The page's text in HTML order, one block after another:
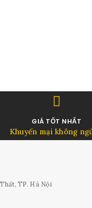
GIÁ TỐT NHẤT
Khuyến mại không
TP. Hà Nội